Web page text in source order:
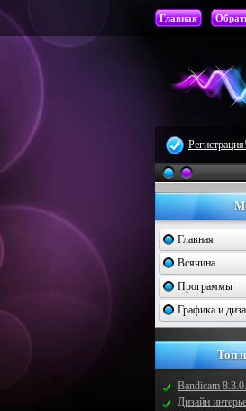
Главная
Регистрация!
Главная
Всячина
Программы
Графика и
Топ
Bandicam
Дизайн